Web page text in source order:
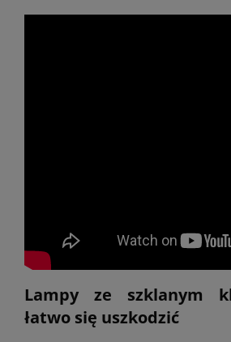
Lampy ze szklanym
łatwo się uszkodzić